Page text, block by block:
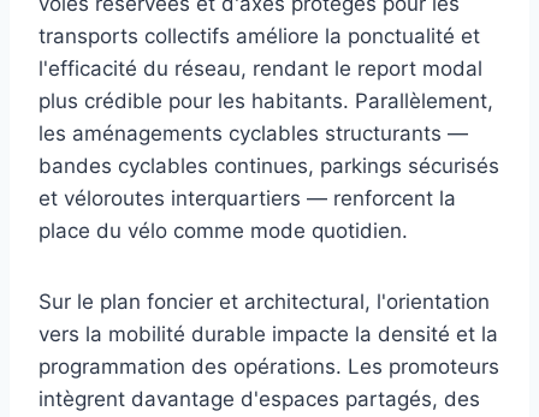
transports collectifs améliore la ponctualité et
l'efficacité du réseau, rendant le report modal
plus crédible pour les habitants. Parallèlement,
les aménagements cyclables structurants —
bandes cyclables continues, parkings sécurisés
et véloroutes interquartiers — renforcent la
place du vélo comme mode quotidien.
Sur le plan foncier et architectural, l'orientation
vers la mobilité durable impacte la densité et la
programmation des opérations. Les promoteurs
intègrent davantage d'espaces partagés, des